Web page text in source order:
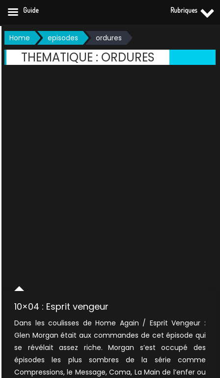
Skip
to
content
Home episodes ordures
THEMATIQUE : ORDURES
10×04 : Esprit vengeur
Dans les coulisses de Home Again / Esprit Vengeur :
Glen Morgan était aux commandes de cet épisode qui
se révélait assez riche. Morgan s’est occupé des
épisodes les plus sombres de la série comme
Compressions, le Message, Coma, La Main de l’enfer ou
Guide Rubriques